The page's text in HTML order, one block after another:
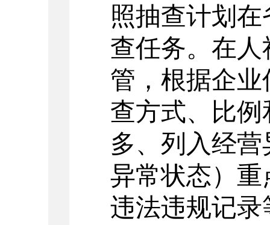
照抽查计划
查任务。在
管，根据企
查方式、比
多、列入经
异常状态）
违法违规记